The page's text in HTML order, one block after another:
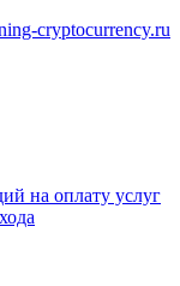
cryptocurrency.ru
на оплату услуг